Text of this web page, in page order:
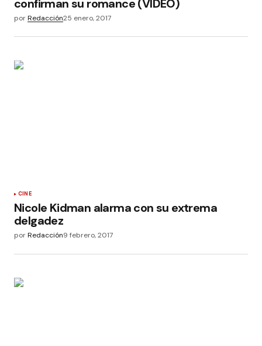
confirman su romance (VIDEO)
porRedacción25 enero, 2017
CINE
Nicole Kidman alarma con su extrema
delgadez
porRedacción9 febrero, 2017